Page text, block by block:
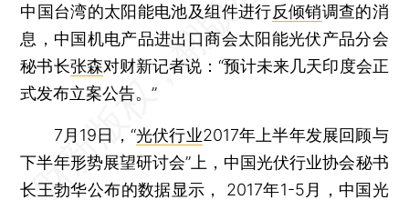
中国台湾的太阳能电池及组件进行反倾销调查的消
息，中国机电产品进出口商会太阳能光伏产品分会
秘书长张森对财新记者说：“预计未来几天印度会正
式发布立案公告。”
7月19日，“光伏行业2017年上半年发展回顾与
下半年形势展望研讨会”上，中国光伏行业协会秘书
长王勃华公布的数据显示， 2017年1-5月，中国光